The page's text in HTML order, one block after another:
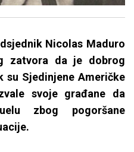
Nicolas Maduro
zatvora da je dobrog
su Sjedinjene Američke
svoje građane da
zbog pogoršane